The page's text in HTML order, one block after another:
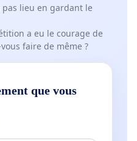
pas lieu en gardant le
a eu le courage de
faire de même ?
que vous